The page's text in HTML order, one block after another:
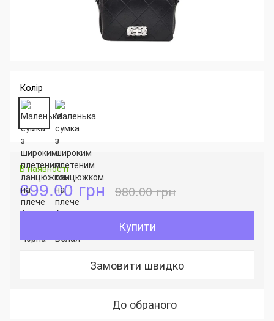
Колір
В наявності
699.00 грн 980.00 грн
Купити
Замовити швидко
До обраного